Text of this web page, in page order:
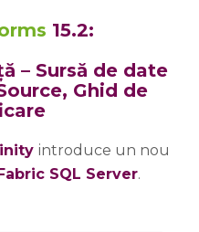
15.2:
– Sursă de date
Ghid de
introduce un nou
SQL Server.